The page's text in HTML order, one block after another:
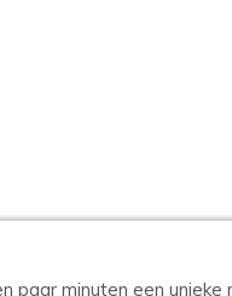
paar minuten een unieke